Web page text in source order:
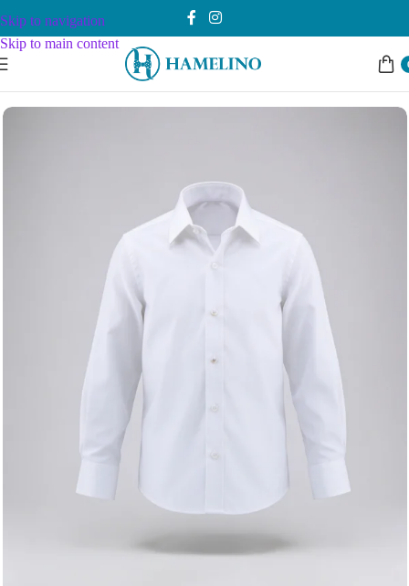
Skip to navigation
Skip to main content
Svečani dodaci